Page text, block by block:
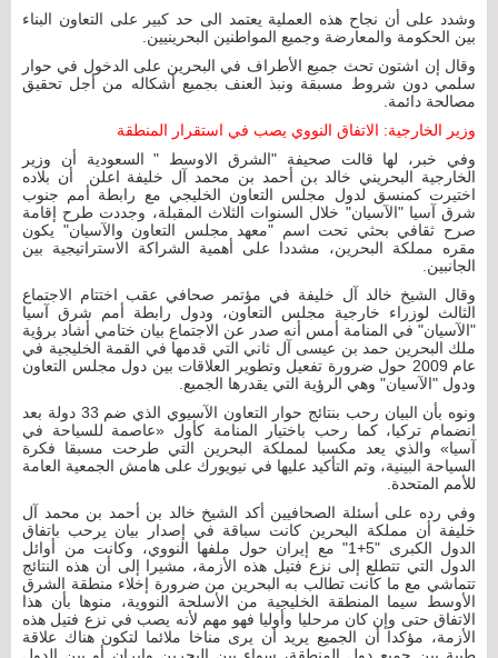
وشدد على أن نجاح هذه العملية يعتمد الى حد كبير على التعاون البناء
بين الحكومة والمعارضة وجميع المواطنين البحرينيين.
وقال إن اشتون تحث جميع الأطراف في البحرين على الدخول في حوار
سلمي دون شروط مسبقة ونبذ العنف بجميع أشكاله من أجل تحقيق
مصالحة دائمة.
وزير الخارجية: الاتفاق النووي يصب في استقرار المنطقة
وفي خبر، لها قالت صحيفة "الشرق الاوسط " السعودية أن وزير
الخارجية البحريني خالد بن أحمد بن محمد آل خليفة اعلن أن بلاده
اختيرت كمنسق لدول مجلس التعاون الخليجي مع رابطة أمم جنوب
شرق آسيا "الآسيان" خلال السنوات الثلاث المقبلة، وجددت طرح إقامة
صرح ثقافي بحثي تحت اسم "معهد مجلس التعاون والآسيان" يكون
مقره مملكة البحرين، مشددا على أهمية الشراكة الاستراتيجية بين
الجانبين.
وقال الشيخ خالد آل خليفة في مؤتمر صحافي عقب اختتام الاجتماع
الثالث لوزراء خارجية مجلس التعاون، ودول رابطة أمم شرق آسيا
"الآسيان" في المنامة أمس أنه صدر عن الاجتماع بيان ختامي أشاد برؤية
ملك البحرين حمد بن عيسى آل ثاني التي قدمها في القمة الخليجية في
عام 2009 حول ضرورة تفعيل وتطوير العلاقات بين دول مجلس التعاون
ودول "الآسيان" وهي الرؤية التي يقدرها الجميع.
ونوه بأن البيان رحب بنتائج حوار التعاون الآسيوي الذي ضم 33 دولة بعد
انضمام تركيا، كما رحب باختيار المنامة كأول «عاصمة للسياحة في
آسيا» والذي يعد مكسبا لمملكة البحرين التي طرحت مسبقا فكرة
السياحة البينية، وتم التأكيد عليها في نيويورك على هامش الجمعية العامة
للأمم المتحدة.
وفي رده على أسئلة الصحافيين أكد الشيخ خالد بن أحمد بن محمد آل
خليفة أن مملكة البحرين كانت سباقة في إصدار بيان يرحب باتفاق
الدول الكبرى "5+1" مع إيران حول ملفها النووي، وكانت من أوائل
الدول التي تتطلع إلى نزع فتيل هذه الأزمة، مشيرا إلى أن هذه النتائج
تتماشي مع ما كانت تطالب به البحرين من ضرورة إخلاء منطقة الشرق
الأوسط سيما المنطقة الخليجية من الأسلحة النووية، منوها بأن هذا
الاتفاق حتى وإن كان مرحليا وأوليا فهو مهم لأنه يصب في نزع فتيل هذه
الأزمة، مؤكدا أن الجميع يريد أن يرى مناخا ملائما لتكون هناك علاقة